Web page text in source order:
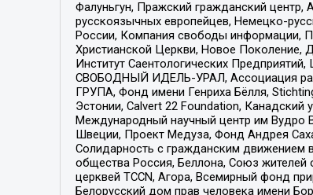
Фалуньгун, Пражский гражданский
русскоязычных европейцев, Немецко-
России, Компания свободы информации,
Христианской Церкви, Новое Поколение,
Институт Саентологических
СВОБОДНЫЙ ИДЕЛЬ-УРАЛ, Ассоциация
ГРУПА, Фонд имени Генриха Бёлля,
Эстонии, Calvert 22 Foundation,
Международный научный центр им Вудро
Швеции, Проект Медуза, Фонд Андрея
Солидарность с гражданским движением
общества Россия, Беллона, Союз
церквей TCCN, Агора, Всемирный фонд
Белорусский дом прав человека имени